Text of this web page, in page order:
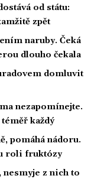
od státu:
zpět
naruby. Čeká
dlouho čekala
domluvit
nezapomínejte.
každý
pomáhá nádoru.
roli fruktózy
nesmyje z nich to